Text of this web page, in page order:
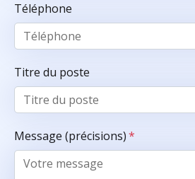
Téléphone
Titre du poste
Message (précisions)*